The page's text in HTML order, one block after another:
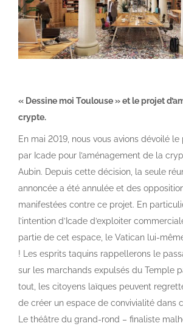
« Dessine moi Toulouse » et le projet
crypte.
En mai 2019, nous vous avions dévoilé
par Icade pour l’aménagement de la
Aubin. Depuis cette décision, la seule
annoncée a été annulée et des
manifestées contre ce projet. En
l’intention d’Icade d’exploiter
partie de cet espace, le Vatican lui-
! Les esprits taquins rappellerons le
sur les marchands expulsés du Temple
tout, les citoyens laïques peuvent
de créer un espace de convivialité dans
Le théâtre du grand-rond – finaliste